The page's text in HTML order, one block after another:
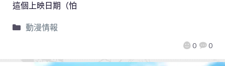
0 0
這個上映日期（怕
動漫情報